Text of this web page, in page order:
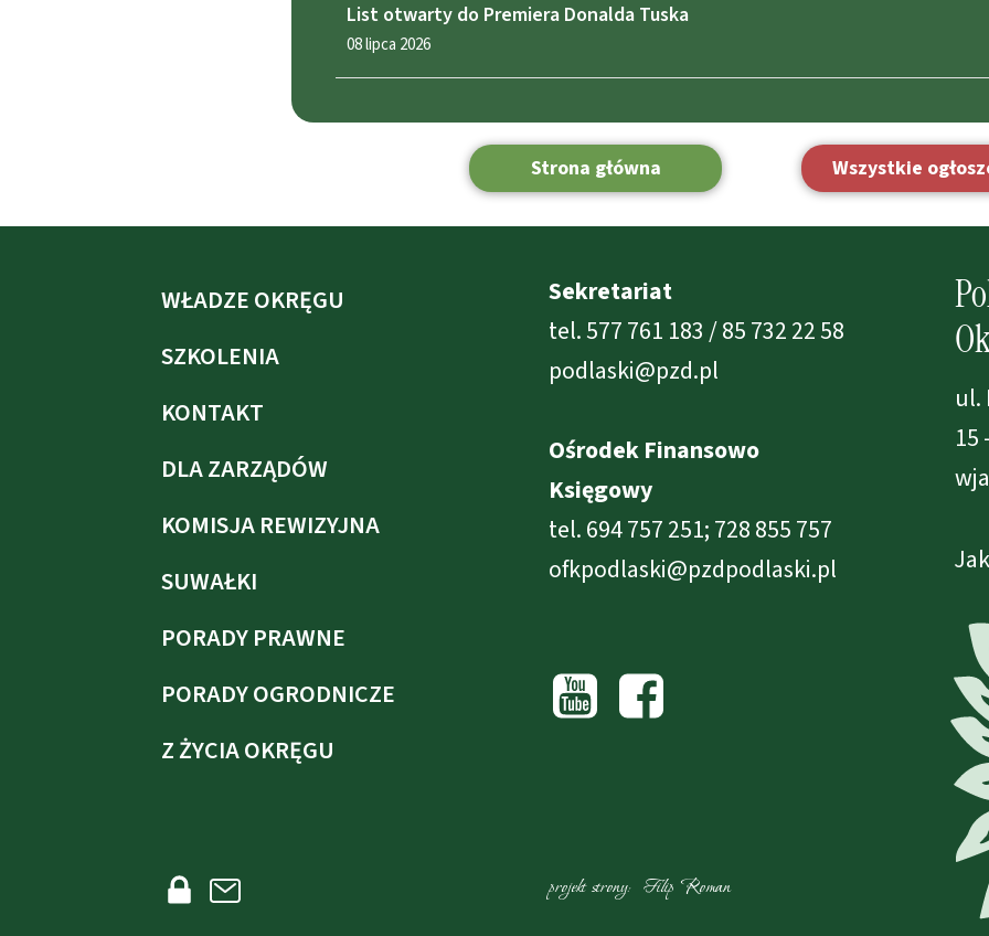
List otwarty do Premiera Donalda Tuska
08 lipca 2026
Wszystkie
Strona główna
projekt strony: Filip Roman
ul.
15
Sekretariat
tel. 577 761 183 / 85 732 22 58
podlaski@pzd.pl
Ośrodek Finansowo
Księgowy
tel. 694 757 251; 728 855 757
ofkpodlaski@pzdpodlaski.pl
WŁADZE OKRĘGU
SZKOLENIA
KONTAKT
DLA ZARZĄDÓW
KOMISJA REWIZYJNA
SUWAŁKI
PORADY PRAWNE
PORADY OGRODNICZE
Z ŻYCIA OKRĘGU